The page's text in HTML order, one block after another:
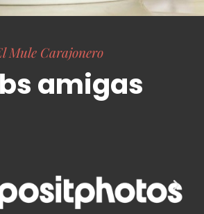
Mule Carajonero
amigas